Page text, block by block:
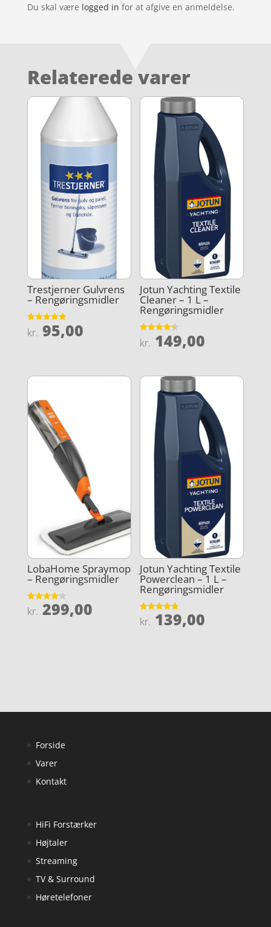
Du skal være logged in for at afgive en anmeldelse.
Relaterede varer
Trestjerner Gulvrens
– Rengøringsmidler
Vurderet
5
kr. 95,00
Jotun Yachting Textile
Cleaner – 1 L –
Rengøringsmidler
Vurderet
4.4
kr. 149,00
LobaHome Spraymop
– Rengøringsmidler
Vurderet
4.2
kr. 299,00
Jotun Yachting Textile
Powerclean – 1 L –
Rengøringsmidler
Vurderet
4.8
kr. 139,00
Forside
Varer
Kontakt
HiFi Forstærker
Højtaler
Streaming
TV & Surround
Høretelefoner